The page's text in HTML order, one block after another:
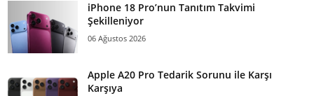
iPhone 18 Pro’nun Tanıtım Takvimi
Şekilleniyor
06 Ağustos 2026
Apple A20 Pro Tedarik Sorunu ile Karşı
Karşıya